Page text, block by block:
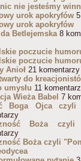
nie jesteśmy
urok apokryfów
urok apokryfów
Betlejemska8
poczucie
poczucie
Anioł 21 komentarzy
do
umysłu 11
Wieża Babel 7
Boga Ojca czyli
Boża czyli
Boża czyli